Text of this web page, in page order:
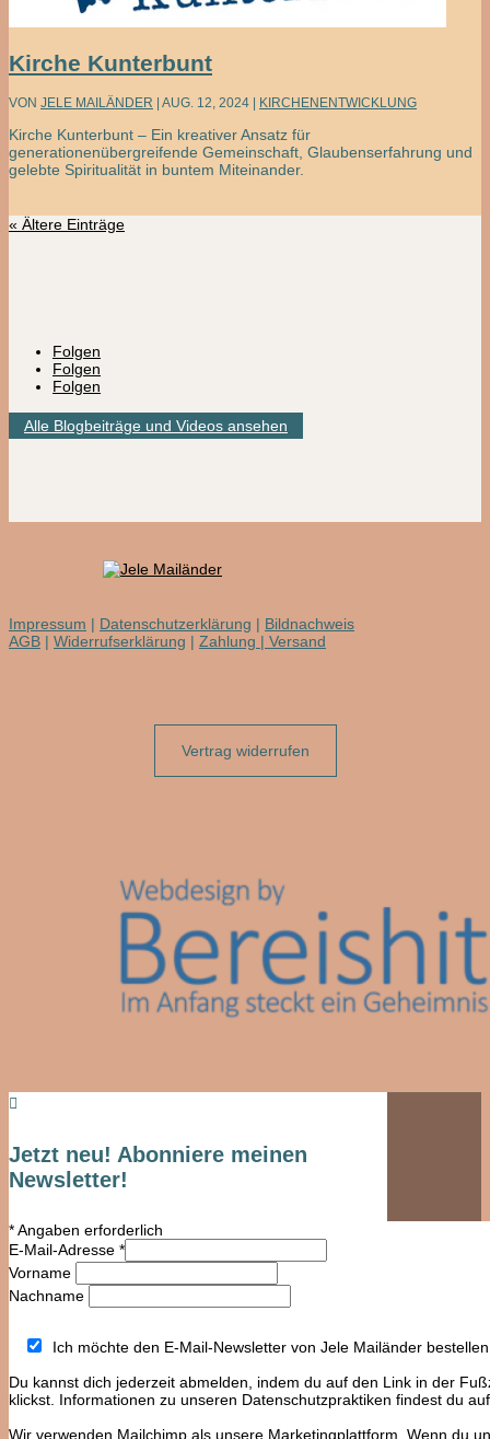
Kirche Kunterbunt
VON JELE MAILÄNDER AUG. 12, 2024 KIRCHENENTWICKLUNG
Kirche Kunterbunt – Ein kreativer Ansatz für
generationenübergreifende Gemeinschaft, Glaubenserfahrung und
gelebte Spiritualität in buntem Miteinander.
« Ältere Einträge
Folgen
Folgen
Folgen
Alle Blogbeiträge und Videos ansehen
Impressum | Datenschutzerklärung | Bildnachweis
AGB | Widerrufserklärung | Zahlung | Versand
Vertrag widerrufen

Jetzt neu! Abonniere meinen
Newsletter!
*Angaben erforderlich
E-Mail-Adresse *
Vorname
Nachname
Ich möchte den E-Mail-Newsletter von Jele Mailänder
Du kannst dich jederzeit abmelden, indem du auf den Link in der
klickst. Informationen zu unseren Datenschutzpraktiken findest du
Wir verwenden Mailchimp als unsere Marketingplattform. Wenn du